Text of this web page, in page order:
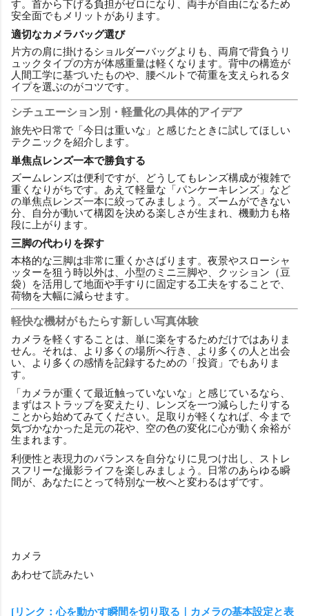
す。首から下げる負担がゼロになり、両手が自由になるため
安全面でもメリットがあります。
適切なカメラバッグ選び
片方の肩に掛けるショルダーバッグよりも、両肩で背負うリ
ュックタイプの方が体感重量は軽くなります。背中の構造が
人間工学に基づいたものや、腰ベルトで荷重を支えられるタ
イプを選ぶのがコツです。
シチュエーション別・軽量化の具体的アイデア
旅先や日常で「今日は重いな」と感じたときに試してほしい
テクニックを紹介します。
単焦点レンズ一本で勝負する
ズームレンズは便利ですが、どうしてもレンズ構成が複雑で
重くなりがちです。あえて軽量な「パンケーキレンズ」など
の単焦点レンズ一本に絞ってみましょう。ズームができない
分、自分が動いて構図を決める楽しさが生まれ、機動力も格
段に上がります。
三脚の代わりを探す
本格的な三脚は非常に重くかさばります。夜景やスローシャ
ッターを狙う時以外は、小型のミニ三脚や、クッション（豆
袋）を活用して地面や手すりに固定する工夫をすることで、
荷物を大幅に減らせます。
軽快な機材がもたらす新しい写真体験
カメラを軽くすることは、単に楽をするためだけではありま
せん。それは、より多くの場所へ行き、より多くの人と出会
い、より多くの感情を記録するための「投資」でもありま
す。
「カメラが重くて最近触っていないな」と感じているなら、
まずはストラップを変えたり、レンズを一つ減らしたりする
ことから始めてみてください。足取りが軽くなれば、今まで
気づかなかった足元の花や、空の色の変化に心が動く余裕が
生まれます。
利便性と表現力のバランスを自分なりに見つけ出し、ストレ
スフリーな撮影ライフを楽しみましょう。日常のあらゆる瞬
間が、あなたにとって特別な一枚へと変わるはずです。
カメラ
あわせて読みたい
[リンク：心を動かす瞬間を切り取る｜カメラの基本設定と表